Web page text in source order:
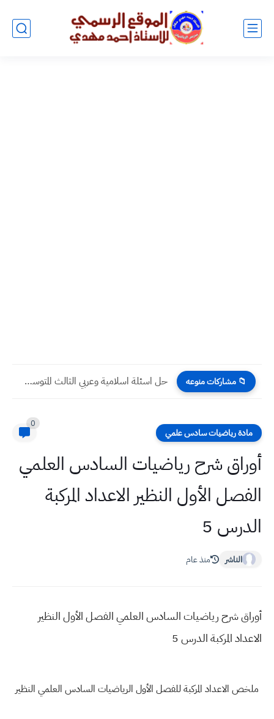
📁 مشاركات منوعه اسئلة التربية الاسلامية واللغة العربية ثالث متوسط 2022 الدور الثاني
مادة رياضيات سادس علمي
0
أوراق شرح رياضيات السادس العلمي
الفصل الأول النظير الاعداد المركبة
الدرس 5
الناشر منذ عام
أوراق شرح رياضيات السادس العلمي الفصل الأول النظير
الاعداد المركبة الدرس 5
ملخص الاعداد المركبة للفصل الأول الرياضيات السادس العلمي النظير